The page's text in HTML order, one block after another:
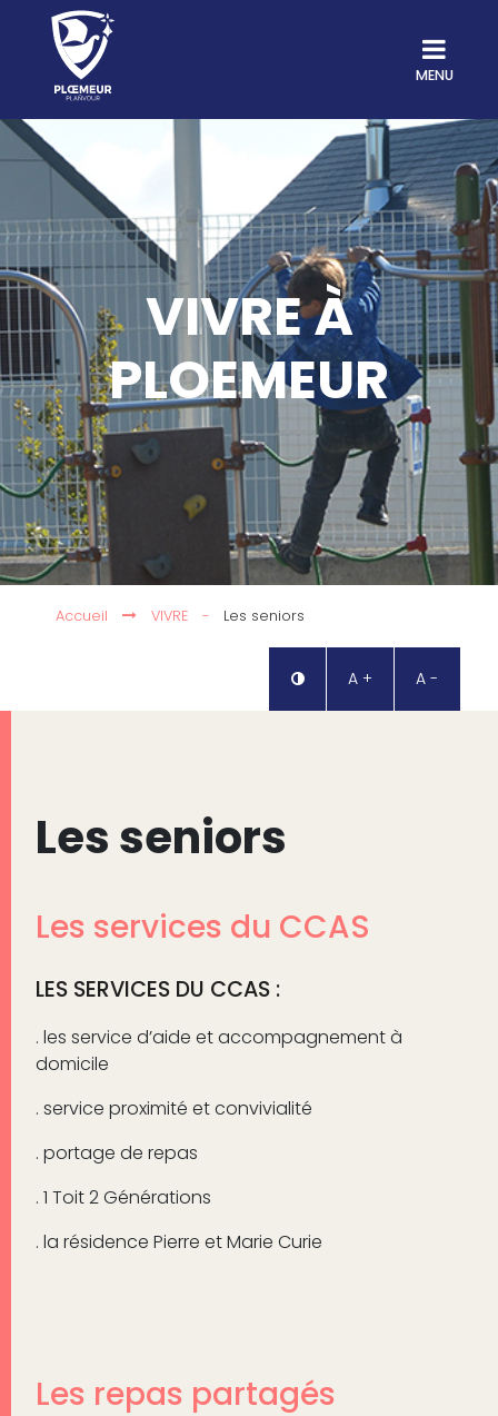
MENU
VIVRE À
PLOEMEUR
Accueil VIVRE - Les seniors
A + A -
Les seniors
Les services du CCAS
LES SERVICES DU CCAS :
. les service d’aide et accompagnement à
domicile
. service proximité et convivialité
. portage de repas
. 1 Toit 2 Générations
. la résidence Pierre et Marie Curie
Les repas partagés